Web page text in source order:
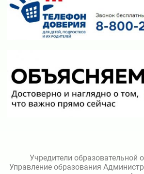
Учредители образовательной
Управление образования